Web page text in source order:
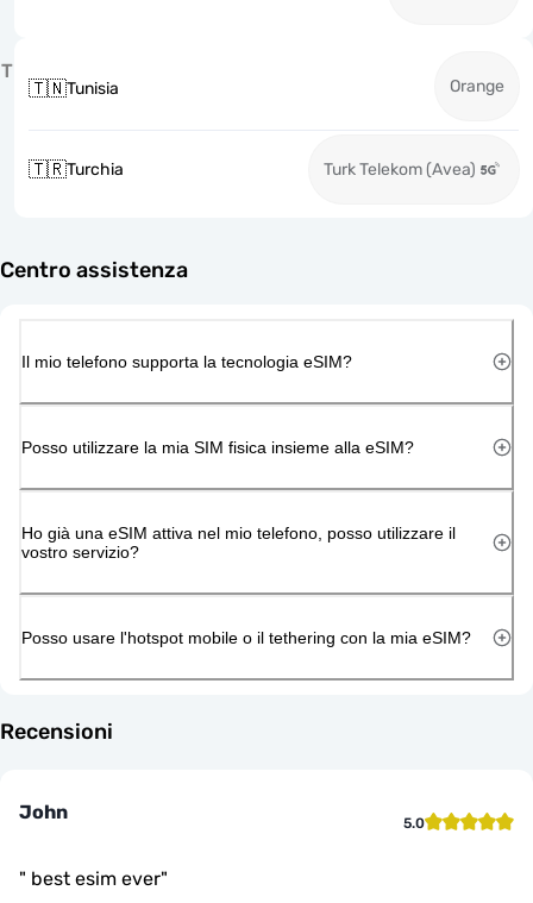
T
🇹🇳Tunisia Orange
🇹🇷Turchia Turk Telekom (Avea)
Centro assistenza
Il mio telefono supporta la tecnologia eSIM?
Posso utilizzare la mia SIM fisica insieme alla eSIM?
Ho già una eSIM attiva nel mio telefono, posso utilizzare il
vostro servizio?
Posso usare l'hotspot mobile o il tethering con la mia eSIM?
Recensioni
John 5.0
" best esim ever"